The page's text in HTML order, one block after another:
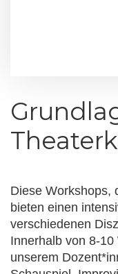
Diese Workshops,
bieten einen
verschiedenen
Innerhalb von 8-
unserem